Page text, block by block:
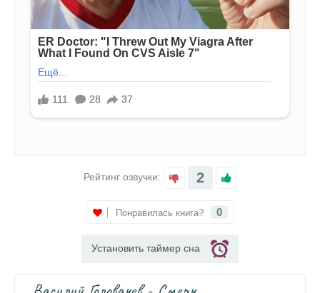
Рейтинг озвучки: 2
Понравилась книга? 0
Установить таймер сна